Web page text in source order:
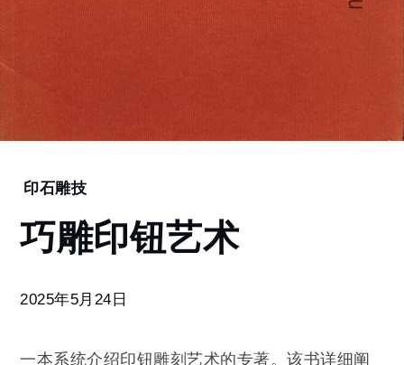
Home
雕
印
艺
印石雕技
巧雕印钮艺术
2025年5月24日
一本系统介绍印钮雕刻艺术的专著。该书详细阐